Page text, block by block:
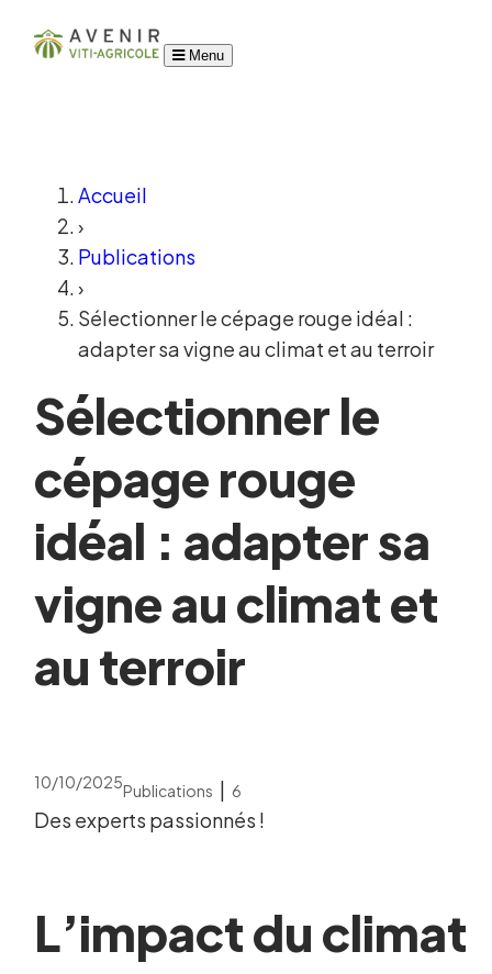
Menu
Accueil
›
Publications
›
Sélectionner le cépage rouge idéal :
adapter sa vigne au climat et au terroir
Sélectionner le
cépage rouge
idéal : adapter sa
vigne au climat et
au terroir
10/10/2025Publications | 6
Des experts passionnés !
L’impact du climat